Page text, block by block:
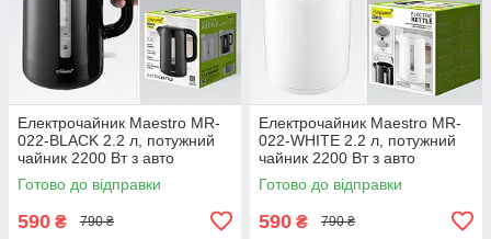
Електрочайник Maestro MR-
022-BLACK 2.2 л, потужний
чайник 2200 Вт з авто
вимкненням і захистом від
перегріву
Готово до відправки
590 ₴ 790 ₴
Електрочайник Maestro MR-
022-WHITE 2.2 л, потужний
чайник 2200 Вт з авто
вимкненням і захистом від
перегріву
Готово до відправки
590 ₴ 790 ₴